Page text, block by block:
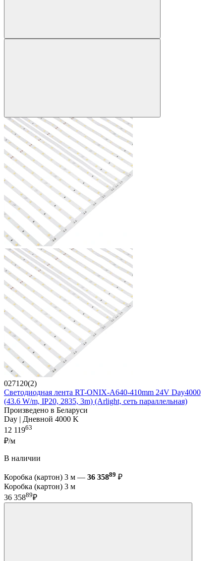
027120(2)
Светодиодная лента RT-ONIX-A640-410mm 24V Day4000
(43.6 W/m, IP20, 2835, 3m) (Arlight, сеть параллельная)
Произведено в Беларуси
Day | Дневной 4000 K
12 11963
₽/м
В наличии
Коробка (картон) 3 м — 36 35889 ₽
Коробка (картон) 3 м
36 35889₽